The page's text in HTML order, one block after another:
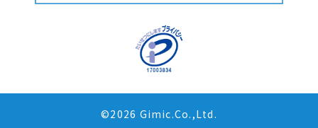
©2026 Gimic.Co.,Ltd.